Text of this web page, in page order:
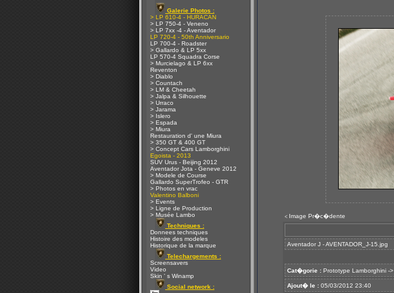
Galerie Photos :
> LP 610-4 - HURACAN
> LP 750-4 - Veneno
> LP 7xx -4 - Aventador
LP 720-4 - 50th Anniversario
LP 700-4 - Roadster
> Gallardo & LP 5xx
LP 570-4 Squadra Corse
> Murcielago & LP 6xx
Reventon
> Diablo
> Countach
> LM & Cheetah
> Jalpa & Silhouette
> Urraco
> Jarama
> Islero
> Espada
> Miura
Restauration d' une Miura
> 350 GT & 400 GT
> Concept Cars Lamborghini
Egoista - 2013
SUV Urus - Beijing 2012
Aventador Jota - Geneve 2012
> Modele de Course
Gallardo SuperTrofeo - GTR
> Photos en vrac
Valentino Balboni
> Events
> Ligne de Production
> Musée Lambo
Techniques :
Donnees techniques
Histoire des modeles
Historique de la marque
Telechargements :
Screensavers
Video
Skin ' s Winamp
Social network :
< Image Pr�c�dente
Aventador J - AVENTADOR_J-15.jpg
Cat�gorie : Prototype Lamborghini ->
Ajout� le : 05/03/2012 23:40